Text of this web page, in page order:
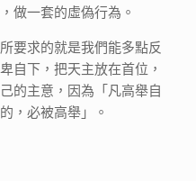
做一套的虛偽行為。
要求的就是我們能多點反
自下，把天主放在首位，
的主意，因為「凡高舉自
，必被高舉」。